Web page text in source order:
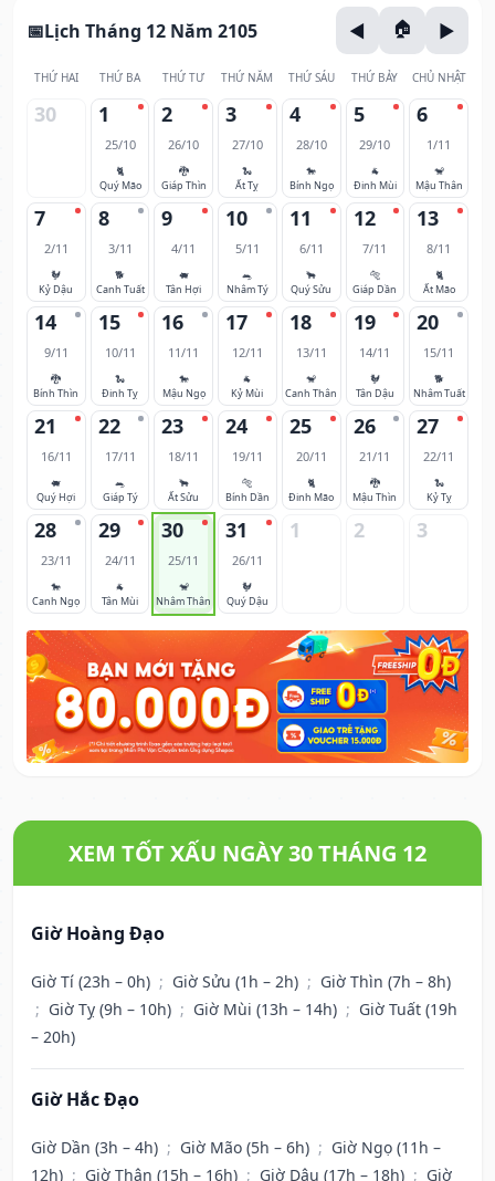
Lịch Tháng 12 Năm 2105
THỨ HAI THỨ BA THỨ TƯ THỨ NĂM THỨ SÁU THỨ BẢY CHỦ NHẬT
30 1
25/10
🐈
Quý Mão
2
26/10
🐉
Giáp Thìn
3
27/10
🐍
Ất Tỵ
4
28/10
🐎
Bính Ngọ
5
29/10
🐐
Đinh Mùi
6
1/11
🐒
Mậu Thân
7
2/11
🐓
Kỷ Dậu
8
3/11
🐕
Canh Tuất
9
4/11
🐖
Tân Hợi
10
5/11
🐀
Nhâm Tý
11
6/11
🐂
Quý Sửu
12
7/11
🐅
Giáp Dần
13
8/11
🐈
Ất Mão
14
9/11
🐉
Bính Thìn
15
10/11
🐍
Đinh Tỵ
16
11/11
🐎
Mậu Ngọ
17
12/11
🐐
Kỷ Mùi
18
13/11
🐒
Canh Thân
19
14/11
🐓
Tân Dậu
20
15/11
🐕
Nhâm Tuất
21
16/11
🐖
Quý Hợi
22
17/11
🐀
Giáp Tý
23
18/11
🐂
Ất Sửu
24
19/11
🐅
Bính Dần
25
20/11
🐈
Đinh Mão
26
21/11
🐉
Mậu Thìn
27
22/11
🐍
Kỷ Tỵ
28
23/11
🐎
Canh Ngọ
29
24/11
🐐
Tân Mùi
30
25/11
🐒
Nhâm Thân
31
26/11
🐓
Quý Dậu
1 2 3
XEM TỐT XẤU NGÀY 30 THÁNG 12
Giờ Hoàng Đạo
Giờ Tí (23h – 0h) ; Giờ Sửu (1h – 2h) ; Giờ Thìn (7h – 8h)
; Giờ Tỵ (9h – 10h) ; Giờ Mùi (13h – 14h) ; Giờ Tuất (19h
– 20h)
Giờ Hắc Đạo
Giờ Dần (3h – 4h) ; Giờ Mão (5h – 6h) ; Giờ Ngọ (11h –
12h) ; Giờ Thân (15h – 16h) ; Giờ Dậu (17h – 18h) ; Giờ